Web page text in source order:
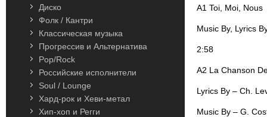
Диско
Фолк / Кантри
Классическая музыка
Прогрессив и Альтернатива
Pop/Rock
Российские исполнители
Soul / Lounge
Хард-рок и Хеви-метал
Хип-хоп и Регги
A1 Toi, Moi, Nous
Music By, Lyrics
2:58
A2 La Chanson
Lyrics By – Ch.
Music By – G.